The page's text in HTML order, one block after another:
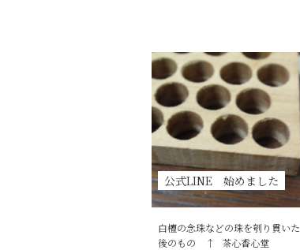
公式LINE 始めました
白檀の念珠などの珠を刳り貫いた
後のもの ↑ 茶心香心堂